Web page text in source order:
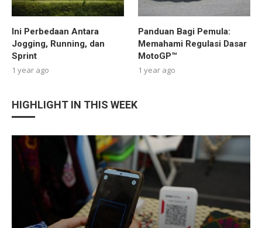
Ini Perbedaan Antara
Jogging, Running, dan
Sprint
1 year ago
Panduan Bagi Pemula:
Memahami Regulasi Dasar
MotoGP™
1 year ago
HIGHLIGHT IN THIS WEEK